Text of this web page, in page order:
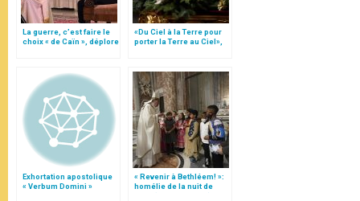
La guerre, c’est faire le
choix « de Caïn », déplore
«Du Ciel à la Terre pour
porter la Terre au Ciel»,
Exhortation apostolique
« Verbum Domini »
« Revenir à Bethléem! »:
homélie de la nuit de
Noël (texte complet)